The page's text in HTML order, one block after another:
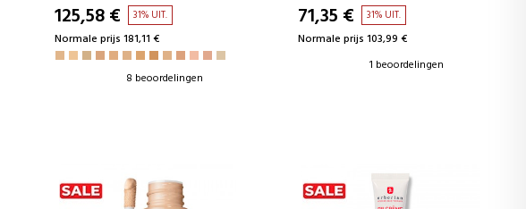
125,58 € 31% UIT.
Normale prijs 181,11 €
8 beoordelingen
71,35 € 31% UIT.
Normale prijs 103,99 €
1 beoordelingen